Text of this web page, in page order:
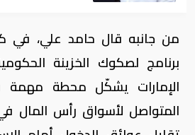
من جانبه قال حامد علي، في
برنامج لصكوك الخزينة
الإمارات يشكّل محطة مهمة
المتواصل لأسواق رأس المال